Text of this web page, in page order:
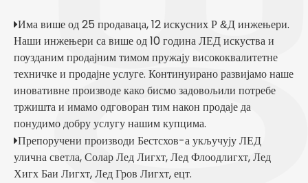
Има више од 25 продаваца, 12 искусних Р &Д инжењери.
Наши инжењери са више од 10 година ЛЕД искуства и
поузданим продајним тимом пружају висококвалитетне
техничке и продајне услуге. Континуирано развијамо наше
иновативне производе како бисмо задовољили потребе
тржишта и имамо одговоран тим након продаје да
понудимо добру услугу нашим купцима.
Препоручени производи Бестсхов-а укључујуЛЕД
улична светла,Солар Лед Лигхт,Лед Флоодлигхт,Лед
Хигх Баи Лигхт,Лед Гров Лигхт, ецт.